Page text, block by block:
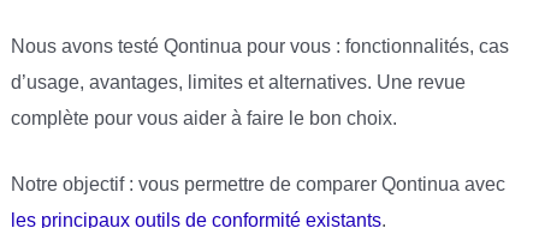
Nous avons testé Qontinua pour vous : fonctionnalités, cas
d’usage, avantages, limites et alternatives. Une revue
complète pour vous aider à faire le bon choix.
Notre objectif : vous permettre de comparer Qontinua avec
les principaux outils de conformité existants.